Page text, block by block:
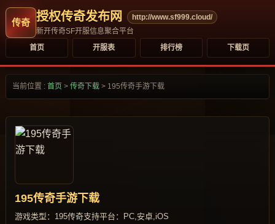
授权传奇发布网
http://www.sf999.cloud/
新开传奇SF开服信息聚合平台
首页
开服表 排行榜 下载页
当前位置 : 首页 > 传奇下载 > 195传奇手游下载
195传奇手游下载
游戏类型：195传奇支持平台：PC,安卓,iOS